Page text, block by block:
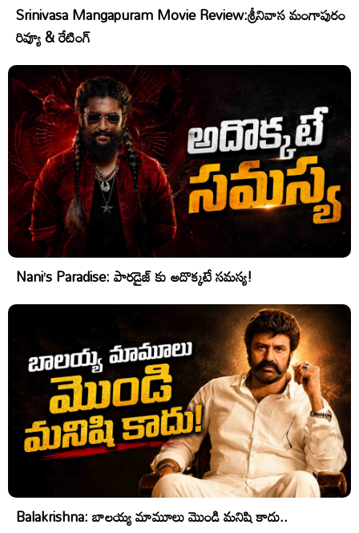
Srinivasa Mangapuram Movie Review:శ్రీనివాస మంగాపురం
రివ్యూ & రేటింగ్
Nani’s Paradise: పారడైజ్ కు అదొక్కటే సమస్య!
Balakrishna: బాలయ్య మామూలు మొండి మనిషి కాదు..